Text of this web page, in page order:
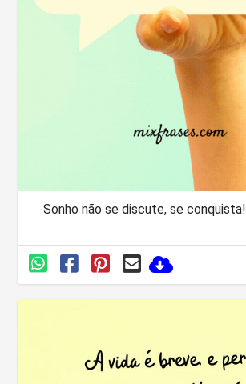
Sonho não se discute, se conquista!